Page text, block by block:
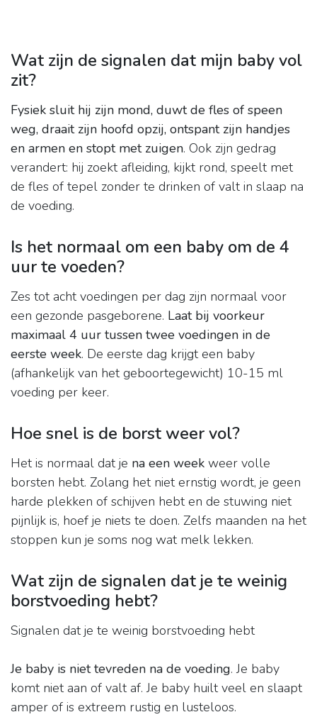
Wat zijn de signalen dat mijn baby vol
zit?
Fysiek sluit hij zijn mond, duwt de fles of speen
weg, draait zijn hoofd opzij, ontspant zijn handjes
en armen en stopt met zuigen. Ook zijn gedrag
verandert: hij zoekt afleiding, kijkt rond, speelt met
de fles of tepel zonder te drinken of valt in slaap na
de voeding.
Is het normaal om een baby om de 4
uur te voeden?
Zes tot acht voedingen per dag zijn normaal voor
een gezonde pasgeborene. Laat bij voorkeur
maximaal 4 uur tussen twee voedingen in de
eerste week. De eerste dag krijgt een baby
(afhankelijk van het geboortegewicht) 10-15 ml
voeding per keer.
Hoe snel is de borst weer vol?
Het is normaal dat je na een week weer volle
borsten hebt. Zolang het niet ernstig wordt, je geen
harde plekken of schijven hebt en de stuwing niet
pijnlijk is, hoef je niets te doen. Zelfs maanden na het
stoppen kun je soms nog wat melk lekken.
Wat zijn de signalen dat je te weinig
borstvoeding hebt?
Signalen dat je te weinig borstvoeding hebt
Je baby is niet tevreden na de voeding. Je baby
komt niet aan of valt af. Je baby huilt veel en slaapt
amper of is extreem rustig en lusteloos.